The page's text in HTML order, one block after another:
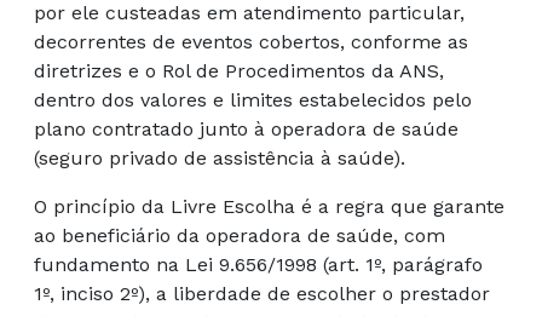
por ele custeadas em atendimento particular,
decorrentes de eventos cobertos, conforme as
diretrizes e o Rol de Procedimentos da ANS,
dentro dos valores e limites estabelecidos pelo
plano contratado junto à operadora de saúde
(seguro privado de assistência à saúde).
O princípio da Livre Escolha é a regra que garante
ao beneficiário da operadora de saúde, com
fundamento na Lei 9.656/1998 (art. 1º, parágrafo
1º, inciso 2º), a liberdade de escolher o prestador